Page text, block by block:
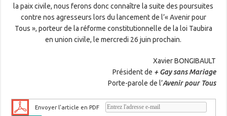
la paix civile, nous ferons donc connaître la suite des poursuites
contre nos agresseurs lors du lancement de l’« Avenir pour
Tous », porteur de la réforme constitutionnelle de la loi Taubira
en union civile, le mercredi 26 juin prochain.
Xavier BONGIBAULT
Président de + Gay sans Mariage
Porte-parole de l’Avenir pour Tous
Envoyer l'article en PDF